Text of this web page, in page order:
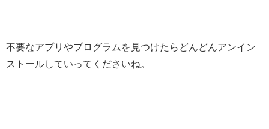
不要なアプリやプログラムを見つけたらどんどんアンイン
ストールしていってくださいね。